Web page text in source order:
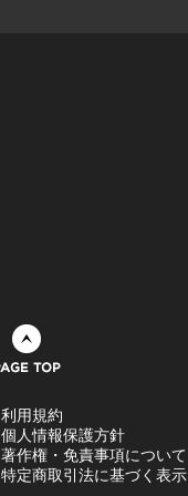
利用規約
個人情報保護方針
著作権・免責事項について
特定商取引法に基づく表示